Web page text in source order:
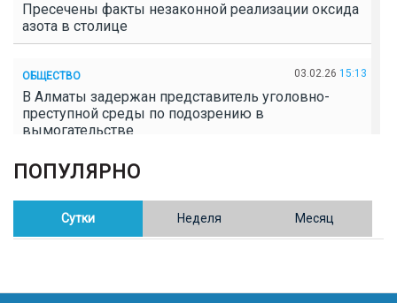
Пресечены факты незаконной реализации оксида
азота в столице
ОБЩЕСТВО 03.02.26 15:13
В Алматы задержан представитель уголовно-
преступной среды по подозрению в
вымогательстве
ОБЩЕСТВО
Полицейские пресекли незаконное выращивание
конопли в Таразе
Казахстан возглавил Договор о зоне, свободной от
ПОПУЛЯРНО
Сутки Неделя Месяц